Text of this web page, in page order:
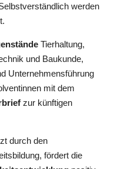
werden
Tierhaltung,
und Baukunde,
Unternehmensführung
mit dem
zur künftigen
durch den
fördert die